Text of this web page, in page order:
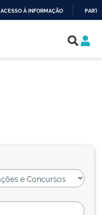
ACESSO À INFORMAÇÃO